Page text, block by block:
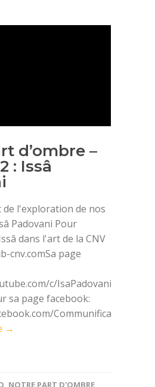
d’ombre –
: Issâ
de l'exploration de nos
Padovani Pour
dans l'art de la CNV
cnv.com​Sa page
c/IsaPadovani​
sa page facebook:
Communification
→
NOTRE PART D'OMBRE